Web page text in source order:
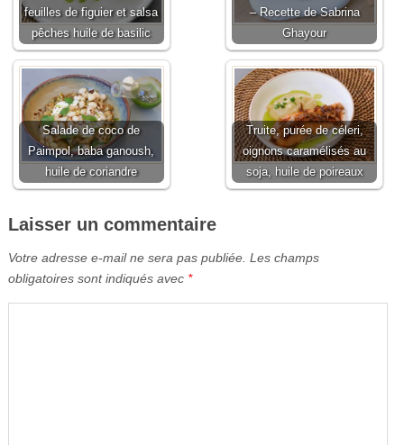
feuilles de figuier et salsa
pêches huile de basilic
– Recette de Sabrina
Ghayour
Salade de coco de
Paimpol, baba ganoush,
huile de coriandre
Truite, purée de céleri,
oignons caramélisés au
soja, huile de poireaux
Laisser un commentaire
Votre adresse e-mail ne sera pas publiée. Les champs
obligatoires sont indiqués avec *